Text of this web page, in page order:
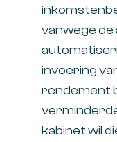
vanwege de
invoering
rendement
kabinet wil